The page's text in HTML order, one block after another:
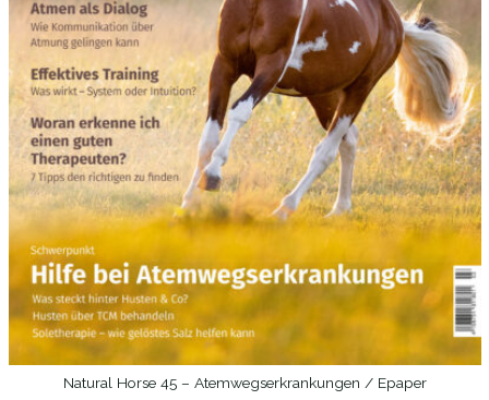
IN DEN WARENKORB
Natural Horse 45 – Atemwegserkrankungen / Epaper